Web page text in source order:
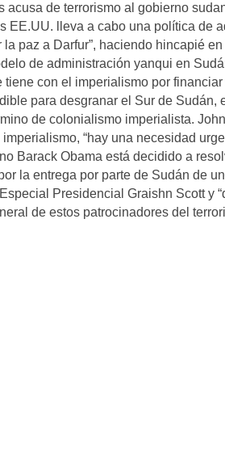
de terrorismo al gobierno
EE.UU. lleva a cabo una política de
paz a Darfur”, haciendo hincapié en
de administración yanqui en
con el imperialismo por
para desgranar el Sur de
de colonialismo imperialista.
“hay una necesidad
Barack Obama está decidido a
la entrega por parte de Sudán de
Presidencial Graishn Scott y
de estos patrocinadores del